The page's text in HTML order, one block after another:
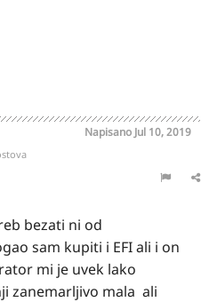
Napisano Jul 10, 2019
bezati ni od
sam kupiti i EFI ali i on
mi je uvek lako
zanemarljivo mala ali